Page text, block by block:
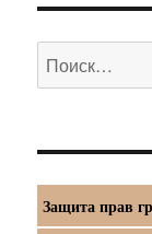
Искать:
Защита прав